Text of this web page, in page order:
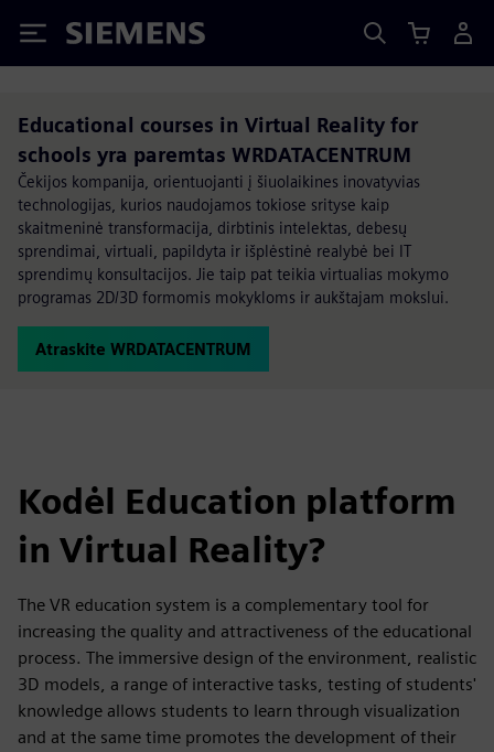
Siemens
Educational courses in Virtual Reality for
schools yra paremtas WRDATACENTRUM
Čekijos kompanija, orientuojanti į šiuolaikines inovatyvias
technologijas, kurios naudojamos tokiose srityse kaip
skaitmeninė transformacija, dirbtinis intelektas, debesų
sprendimai, virtuali, papildyta ir išplėstinė realybė bei IT
sprendimų konsultacijos. Jie taip pat teikia virtualias mokymo
programas 2D/3D formomis mokykloms ir aukštajam mokslui.
Atraskite WRDATACENTRUM
Kodėl Education platform
in Virtual Reality?
The VR education system is a complementary tool for
increasing the quality and attractiveness of the educational
process. The immersive design of the environment, realistic
3D models, a range of interactive tasks, testing of students'
knowledge allows students to learn through visualization
and at the same time promotes the development of their